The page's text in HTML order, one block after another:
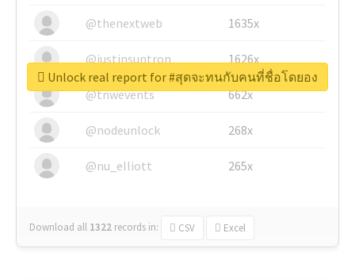
@thenextweb
1635x
@justinsuntron 1626x
@tnwevents 662x
@nodeunlock 268x
@nu_elliott 265x
Download all 1322 records in: CSV Excel
Unlock real report for #สุดจะทนกับคนที่ชื่อโดยอง